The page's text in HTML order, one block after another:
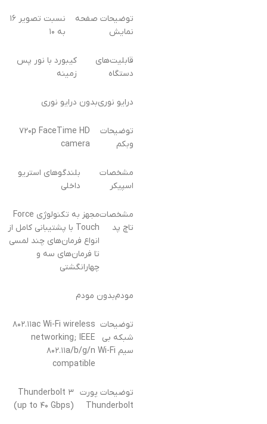
توضیحات صفحه
نمایش
نسبت تصویر ۱۶
به ۱۰
قابلیت‌های
دستگاه
کیبورد با نور پس
زمینه
درایو نوریبدون درایو نوری
توضیحات
وبکم
۷۲۰p FaceTime HD
camera
مشخصات
اسپیکر
بلندگوهای استریو
داخلی
مشخصات
تاچ پد
مجهز به تکنولوژی Force
Touch با پشتیبانی کامل از
انواع فرمان‌های چند لمسی
تا فرمان‌های سه و
چهارانگشتی
مودمبدون مودم
توضیحات
شبکه بی
سیم Wi-Fi
۸۰۲.۱۱ac Wi-Fi wireless
networking; IEEE
۸۰۲.۱۱a/b/g/n
compatible
توضیحات پورت
Thunderbolt
Thunderbolt ۳
(up to ۴۰ Gbps)